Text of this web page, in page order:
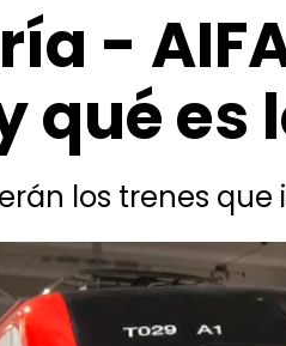
-
qué es
los trenes que